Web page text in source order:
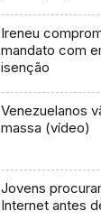
Ireneu
mandato com
isenção
Venezuelanos
massa (vídeo)
Jovens
Internet antes